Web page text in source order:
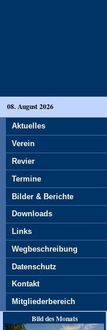
08. August 2026
Aktuelles
Verein
Revier
Termine
Bilder & Berichte
Downloads
Links
Wegbeschreibung
Datenschutz
Kontakt
Mitgliederbereich
Bild des Monats